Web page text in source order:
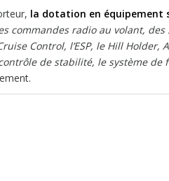
la dotation en équipement
commandes radio au volant, des
Control, l’ESP, le Hill
de stabilité, le système